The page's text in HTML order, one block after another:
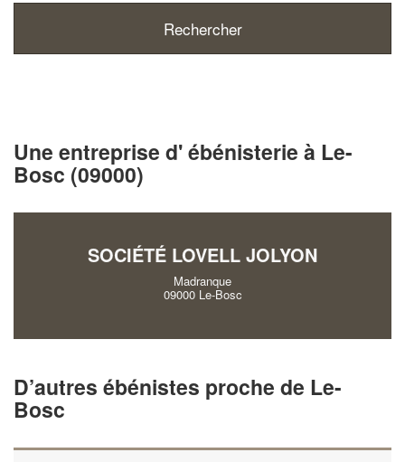
Une entreprise d' ébénisterie à Le-
Bosc (09000)
SOCIÉTÉ LOVELL JOLYON
Madranque
09000 Le-Bosc
D’autres ébénistes proche de Le-
Bosc
En savoir plus